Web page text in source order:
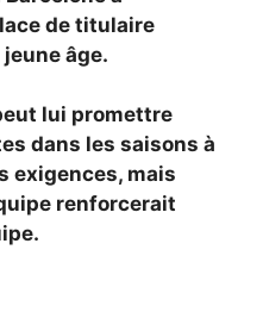
de titulaire
âge.
lui promettre
dans les saisons à
exigences, mais
renforcerait